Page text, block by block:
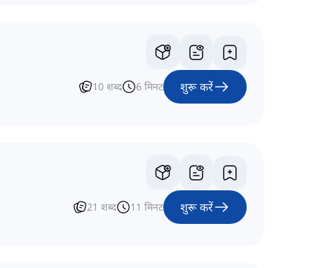
10 शब्द 6 मिनट शुरू करें
21 शब्द 11 मिनट शुरू करें